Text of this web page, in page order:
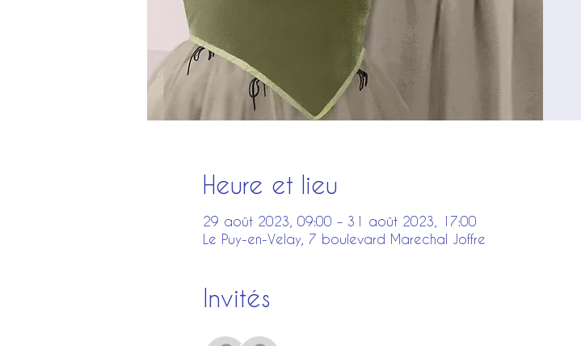
Heure et lieu
29 août 2023, 09:00 – 31 août 2023, 17:00
Le Puy-en-Velay, 7 boulevard Marechal Joffre
Invités